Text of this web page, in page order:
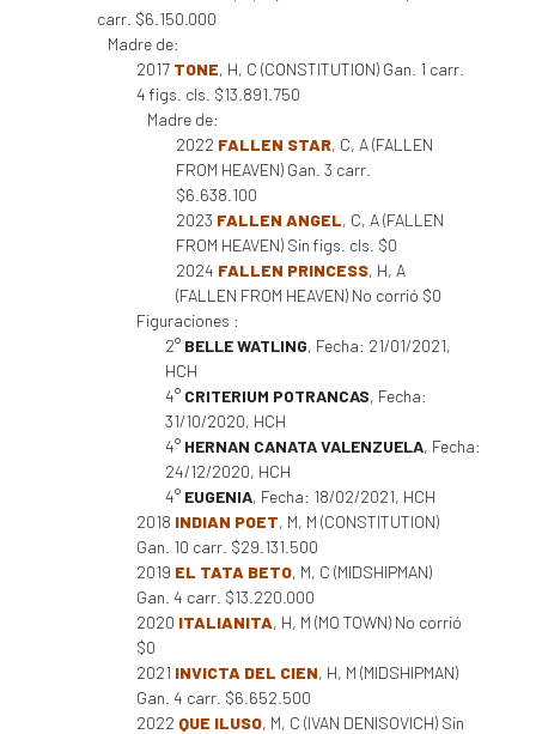
carr. $6.150.000
Madre de:
2017 TONE, H, C (CONSTITUTION) Gan. 1 carr.
4 figs. cls. $13.891.750
Madre de:
2022 FALLEN STAR, C, A (FALLEN
FROM HEAVEN) Gan. 3 carr.
$6.638.100
2023 FALLEN ANGEL, C, A (FALLEN
FROM HEAVEN) Sin figs. cls. $0
2024 FALLEN PRINCESS, H, A
(FALLEN FROM HEAVEN) No corrió $0
Figuraciones :
2° BELLE WATLING, Fecha: 21/01/2021,
HCH
4° CRITERIUM POTRANCAS, Fecha:
31/10/2020, HCH
4° HERNAN CANATA VALENZUELA, Fecha:
24/12/2020, HCH
4° EUGENIA, Fecha: 18/02/2021, HCH
2018 INDIAN POET, M, M (CONSTITUTION)
Gan. 10 carr. $29.131.500
2019 EL TATA BETO, M, C (MIDSHIPMAN)
Gan. 4 carr. $13.220.000
2020 ITALIANITA, H, M (MO TOWN) No corrió
$0
2021 INVICTA DEL CIEN, H, M (MIDSHIPMAN)
Gan. 4 carr. $6.652.500
2022 QUE ILUSO, M, C (IVAN DENISOVICH) Sin